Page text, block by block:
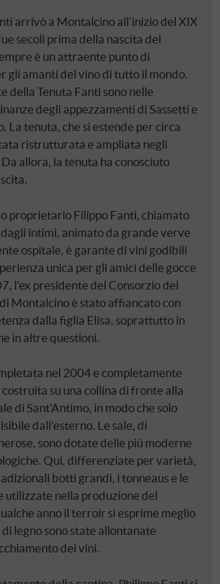
arrivò a Montalcino all'inizio del XIX
secoli prima della nascita del
è un attraente punto di
gli amanti del vino di tutto il mondo.
della Tenuta Fanti sono nelle
degli appezzamenti di Sassetti e
La tenuta, che si estende per circa
ristrutturata e ampliata negli
allora, la tenuta ha conosciuto
proprietario Filippo Fanti, chiamato
intimi, animato da grande verve
ospitale, è garante di vini godibili
unica per gli amici delle gocce
l'ex presidente del Consorzio del
Montalcino è stato affiancato con
dalla figlia Elisa, soprattutto in
in altre questioni.
nel 2004 e completamente
su una collina di fronte alla
di Sant'Antimo, in modo che solo
dall'esterno. Le sale, di
sono dotate delle più moderne
Qui, differenziate per varietà,
botti grandi, i tonneaus e le
nella produzione del
anno il terroir si esprime meglio
legno sono state allontanate
dei vini.